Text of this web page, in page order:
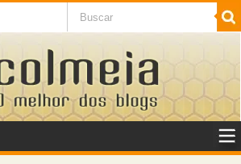
SaÃºde